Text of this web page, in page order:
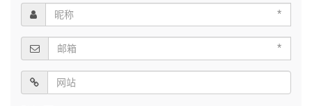
*
*